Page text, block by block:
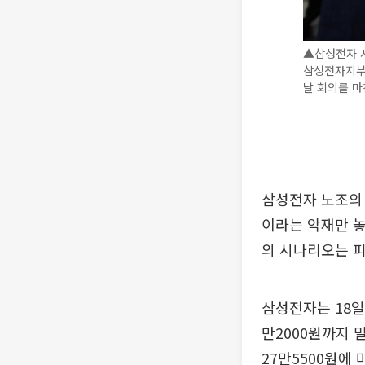
▲삼성전자
삼성전자지
날 회의를
삼성전자 노조
이라는 악재만
의 시나리오는
삼성전자는 18
만2000원까지
27만5500원에